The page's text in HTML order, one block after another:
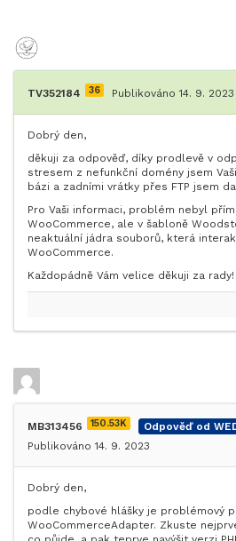
TV352184 36 Publikováno 14. 9. 2023
Dobrý den,
děkuji za odpověď, díky prodlevě v
stresem z nefunkční domény jsem
bázi a zadními vrátky přes FTP jsem
Pro Vaši informaci, problém nebyl
WooCommerce, ale v šabloně
neaktuální jádra souborů, která
WooCommerce.
Každopádně Vám velice děkuji za
MB313456 150.53K
Odpověď od
Publikováno 14. 9. 2023
Dobrý den,
podle chybové hlášky je problémový
WooCommerceAdapter. Zkuste